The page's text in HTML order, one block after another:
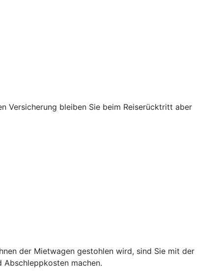
Versicherung bleiben Sie beim Reiserücktritt aber
der Mietwagen gestohlen wird, sind Sie mit der
Abschleppkosten machen.